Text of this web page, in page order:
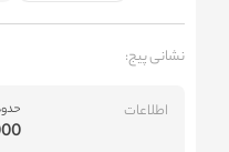
نشانی پیج:
اطلاعات